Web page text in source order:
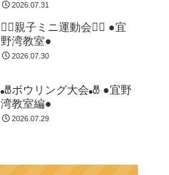
2026.07.31
🏃‍♂️親子ミニ運動会🏃‍♂️ ●宜
野湾教室●
2026.07.30
🎳ボウリング大会🎳 ●宜野
湾教室編●
2026.07.29